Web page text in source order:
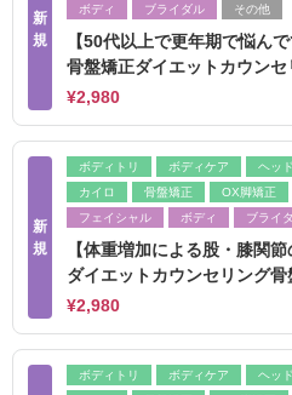
新
規
ボディ
ブライダル その他
【50代以上で更年期で悩んで
骨盤矯正ダイエットカウンセ
¥2,980
新
規
ボディトリ ボディケア ヘッド
カイロ
骨盤矯正 OX脚矯正
フェイシャル
ボディ ブライ
【体重増加による股・膝関節
ダイエットカウンセリング骨
¥2,980
ボディトリ ボディケア ヘッド